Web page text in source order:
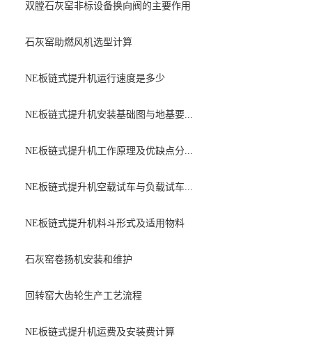
双膛石灰窑非标设备换向阀的主要作用
石灰窑助燃风机选型计算
NE板链式提升机运行速度是多少
NE板链式提升机安装基础图与地基要...
NE板链式提升机工作原理及优缺点分...
NE板链式提升机空载试车与负载试车...
NE板链式提升机料斗形式及适用物料
石灰窑卷扬机安装和维护
回转窑大齿轮生产工艺流程
NE板链式提升机运费及安装费计算